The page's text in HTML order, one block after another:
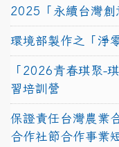
2025「永續台灣創
環境部製作之「淨
「2026青春琪聚-
習培訓營
保證責任台灣農業
合作社節合作事業